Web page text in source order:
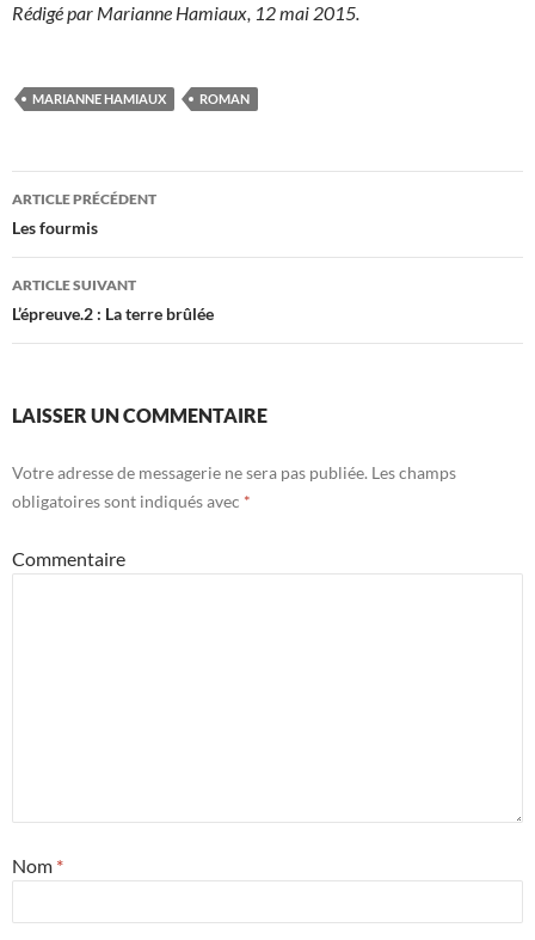
Rédigé par Marianne Hamiaux, 12 mai 2015.
MARIANNE HAMIAUX ROMAN
Navigation
des
articles
ARTICLE PRÉCÉDENT
Les fourmis
ARTICLE SUIVANT
L’épreuve.2 : La terre brûlée
LAISSER UN COMMENTAIRE
Votre adresse de messagerie ne sera pas publiée. Les champs
obligatoires sont indiqués avec *
Commentaire
Nom *